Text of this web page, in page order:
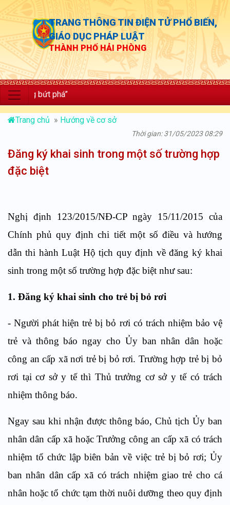
TRANG THÔNG TIN ĐIỆN TỬ PHỔ BIẾN,
GIÁO DỤC PHÁP LUẬT
THÀNH PHỐ HẢI PHÒNG
phá”
Trang chủ » Hướng về cơ sở
Thời gian: 31/05/2023 08:29
Đăng ký khai sinh trong một số trường hợp
đặc biệt
Nghị định 123/2015/NĐ-CP ngày 15/11/2015 của
Chính phủ quy định chi tiết một số điều và hướng
dẫn thi hành Luật Hộ tịch quy định về đăng ký khai
sinh trong một số trường hợp đặc biệt như sau:
1. Đăng ký khai sinh cho trẻ bị bỏ rơi
- Người phát hiện trẻ bị bỏ rơi có trách nhiệm bảo vệ
trẻ và thông báo ngay cho Ủy ban nhân dân hoặc
công an cấp xã nơi trẻ bị bỏ rơi. Trường hợp trẻ bị bỏ
rơi tại cơ sở y tế thì Thủ trưởng cơ sở y tế có trách
nhiệm thông báo.
Ngay sau khi nhận được thông báo, Chủ tịch Ủy ban
nhân dân cấp xã hoặc Trưởng công an cấp xã có trách
nhiệm tổ chức lập biên bản về việc trẻ bị bỏrơi; Ủy
ban nhân dân cấp xã cótrách nhiệm giaotrẻ cho cá
nhân hoặc tổ chức tạm thời nuôi dưỡng theo quy định